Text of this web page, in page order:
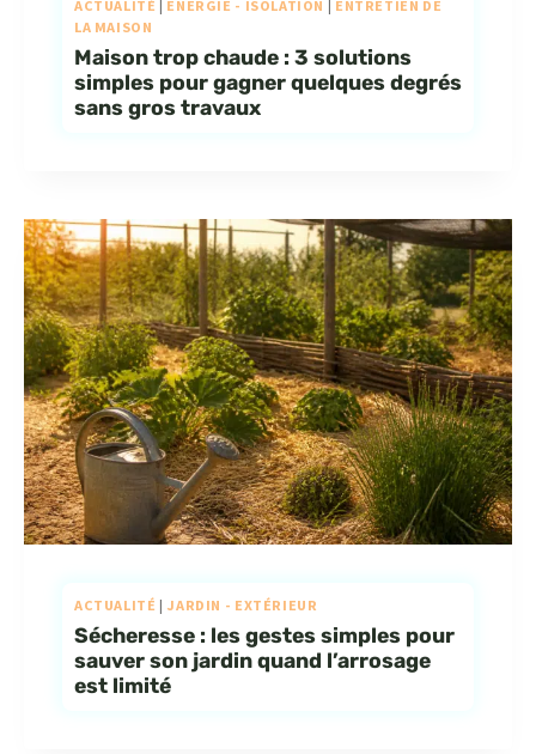
ACTUALITÉ ENERGIE - ISOLATION
ENTRETIEN DE
LA MAISON
Maison trop chaude : 3 solutions
simples pour gagner quelques degrés
sans gros travaux
ACTUALITÉ | JARDIN - EXTÉRIEUR
Sécheresse : les gestes simples pour
sauver son jardin quand l’arrosage
est limité